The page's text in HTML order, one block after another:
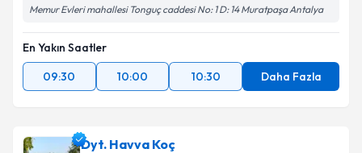
Memur Evleri mahallesi Tonguç caddesi No: 1 D: 14 Muratpaşa Antalya
En Yakın Saatler
09:30
10:00 10:30 Daha Fazla
Dyt. Havva Koç